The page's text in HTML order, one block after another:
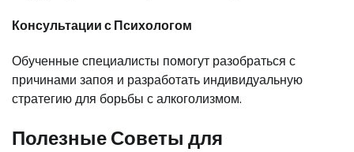
Консультации с Психологом
Обученные специалисты помогут разобраться с
причинами запоя и разработать индивидуальную
стратегию для борьбы с алкоголизмом.
Полезные Советы для